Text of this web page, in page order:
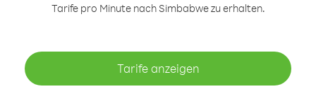
Tarife pro Minute nach Simbabwe zu erhalten.
Tarife anzeigen